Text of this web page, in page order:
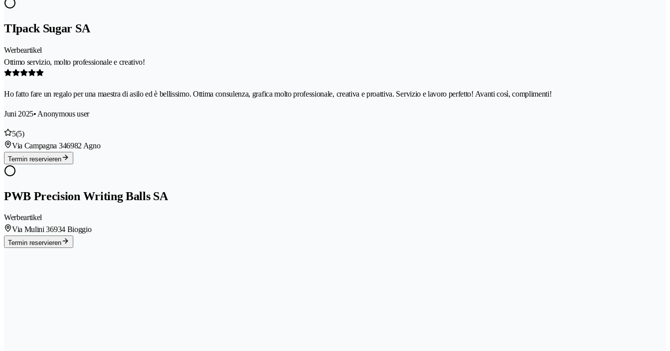
TIpack Sugar SA
Werbeartikel
Ottimo servizio, molto professionale e creativo!
Ho fatto fare un regalo per una maestra di asilo ed è bellissimo. Ottima consulenza, grafica molto professionale, creativa e proattiva. Servizio e lavoro perfetto! Avanti così, complimenti!
Juni 2025• Anonymous user
5(5)
Via Campagna 346982 Agno
Termin reservieren
PWB Precision Writing Balls SA
Werbeartikel
Via Mulini 36934 Bioggio
Termin reservieren